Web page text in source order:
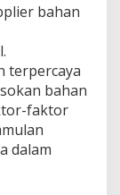
bahan
terpercaya
bahan
faktor
dalam